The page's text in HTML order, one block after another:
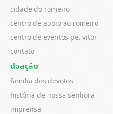
cidade do romeiro
centro de apoio ao romeiro
centro de eventos pe. vitor
contato
doação
família dos devotos
história de nossa senhora
imprensa